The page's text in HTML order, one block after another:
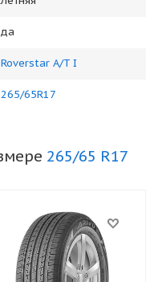
да
Roverstar A/T I
265/65R17
265/65 R17